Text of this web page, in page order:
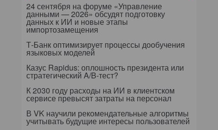
24 сентября на форуме «Управление
данными — 2026» обсудят подготовку
данных к ИИ и новые этапы
импортозамещения
Т-Банк оптимизирует процессы дообучения
языковых моделей
Казус Rapidus: оплошность президента или
стратегический A/B-тест?
К 2030 году расходы на ИИ в клиентском
сервисе превысят затраты на персонал
В VK научили рекомендательные алгоритмы
учитывать будущие интересы пользователей